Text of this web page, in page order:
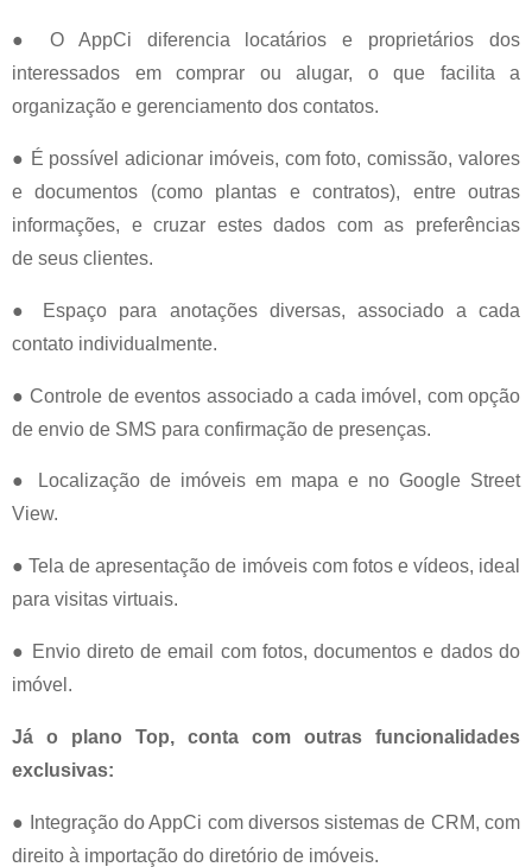
● O AppCi diferencia locatários e proprietários dos
interessados em comprar ou alugar, o que facilita a
organização e gerenciamento dos contatos.
● É possível adicionar imóveis, com foto, comissão, valores
e documentos (como plantas e contratos), entre outras
informações, e cruzar estes dados com as preferências
de seus clientes.
● Espaço para anotações diversas, associado a cada
contato individualmente.
● Controle de eventos associado a cada imóvel, com opção
de envio de SMS para confirmação de presenças.
● Localização de imóveis em mapa e no Google Street
View.
● Tela de apresentação de imóveis com fotos e vídeos, ideal
para visitas virtuais.
● Envio direto de email com fotos, documentos e dados do
imóvel.
Já o plano Top, conta com outras funcionalidades
exclusivas:
● Integração do AppCi com diversos sistemas de CRM, com
direito à importação do diretório de imóveis.